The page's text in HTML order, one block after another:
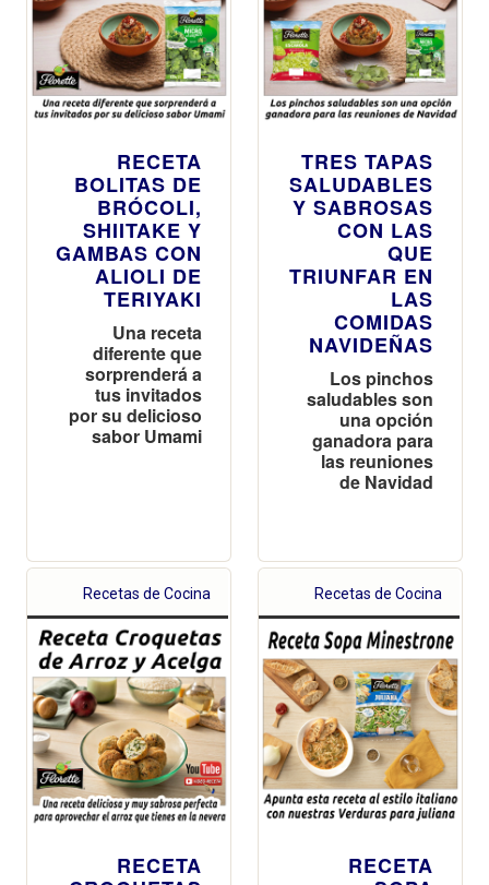
RECETA
BOLITAS DE
BRÓCOLI,
SHIITAKE Y
GAMBAS CON
ALIOLI DE
TERIYAKI
Una receta
diferente que
sorprenderá a
tus invitados
por su delicioso
sabor Umami
TRES TAPAS
SALUDABLES
Y SABROSAS
CON LAS
QUE
TRIUNFAR EN
LAS
COMIDAS
NAVIDEÑAS
Los pinchos
saludables son
una opción
ganadora para
las reuniones
de Navidad
Recetas de Cocina
RECETA
Recetas de Cocina
RECETA